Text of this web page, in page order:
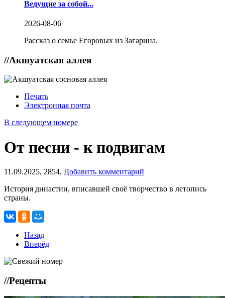
Ведущие за собой...
2026-08-06
Рассказ о семье Егоровых из Загарина.
//Акшуатская аллея
Печать
Электронная почта
В следующем номере
От песни - к подвигам
11.09.2025, 2854, Добавить комментарий
История династии, вписавшей своё творчество в летопись
страны.
Назад
Вперёд
//Рецепты